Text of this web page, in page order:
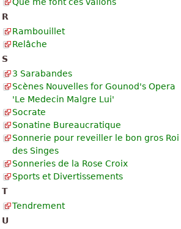
R
Rambouillet
Relâche
S
3 Sarabandes
Scènes Nouvelles for Gounod's Opera
'Le Medecin Malgre Lui'
Socrate
Sonatine Bureaucratique
Sonnerie pour reveiller le bon gros Roi
des Singes
Sonneries de la Rose Croix
Sports et Divertissements
T
Tendrement
U